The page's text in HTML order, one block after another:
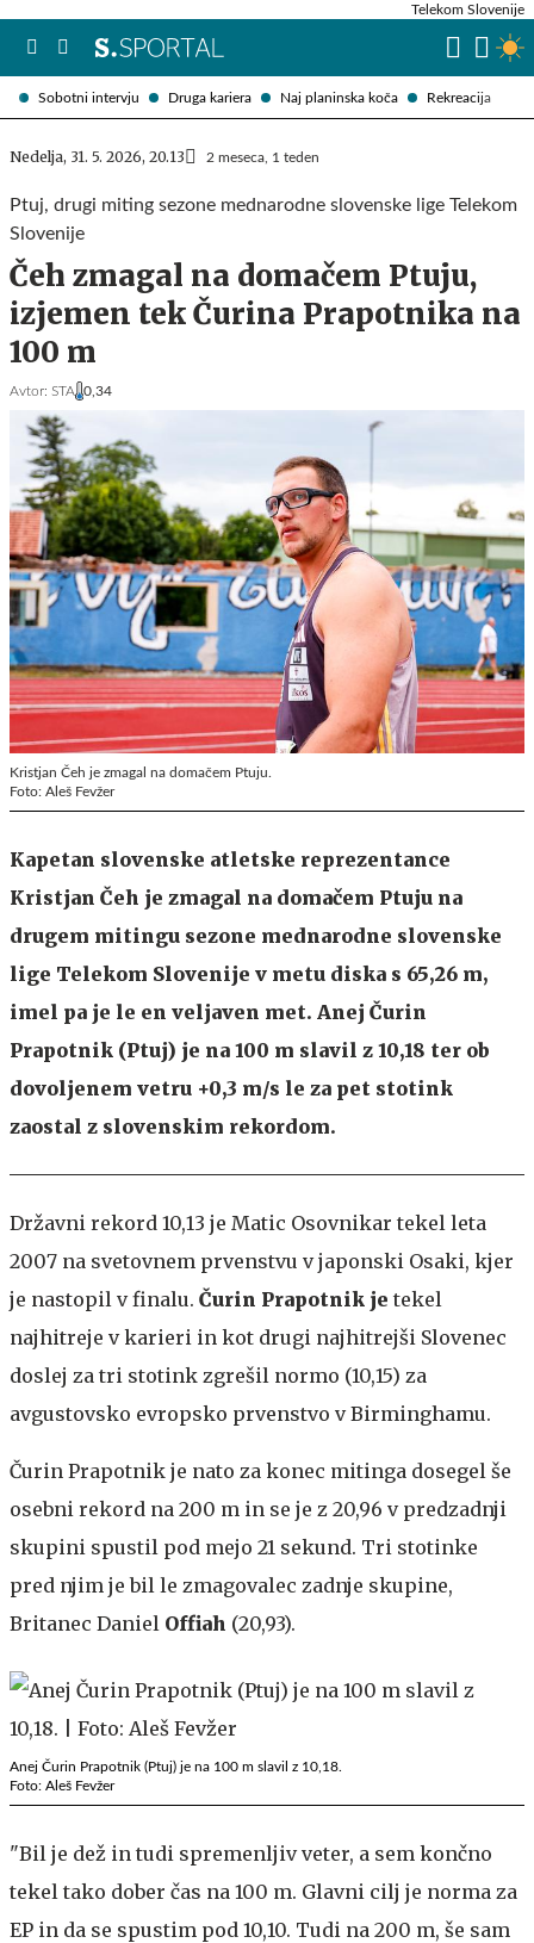
Sobotni intervju Druga kariera Naj planinska koča Rekreacija
Telekom Slovenije
Nedelja, 31. 5. 2026, 20.13 2 meseca, 1 teden
Ptuj, drugi miting sezone mednarodne slovenske lige Telekom
Slovenije
Čeh zmagal na domačem Ptuju,
izjemen tek Čurina Prapotnika na
100 m
Avtor: STA 0,34
Kristjan Čeh je zmagal na domačem Ptuju.
Foto: Aleš Fevžer
Kapetan slovenske atletske reprezentance
Kristjan Čeh je zmagal na domačem Ptuju na
drugem mitingu sezone mednarodne slovenske
lige Telekom Slovenije v metu diska s 65,26 m,
imel pa je le en veljaven met. Anej Čurin
Prapotnik (Ptuj) je na 100 m slavil z 10,18 ter ob
dovoljenem vetru +0,3 m/s le za pet stotink
zaostal z slovenskim rekordom.
Državni rekord 10,13 je Matic Osovnikar tekel leta
2007 na svetovnem prvenstvu v japonski Osaki, kjer
je nastopil v finalu. Čurin Prapotnik je tekel
najhitreje v karieri in kot drugi najhitrejši Slovenec
doslej za tri stotink zgrešil normo (10,15) za
avgustovsko evropsko prvenstvo v Birminghamu.
Čurin Prapotnik je nato za konec mitinga dosegel še
osebni rekord na 200 m in se je z 20,96 v predzadnji
skupini spustil pod mejo 21 sekund. Tri stotinke
pred njim je bil le zmagovalec zadnje skupine,
Britanec Daniel Offiah (20,93).
Anej Čurin Prapotnik (Ptuj) je na 100 m slavil z 10,18.
Foto: Aleš Fevžer
"Bil je dež in tudi spremenljiv veter, a sem končno
tekel tako dober čas na 100 m. Glavni cilj je norma za
EP in da se spustim pod 10,10. Tudi na 200 m, še sam